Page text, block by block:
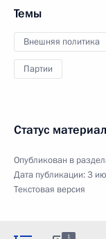
Темы
Внешняя политика
Партии
Статус
Опубликован в
Дата публикации:3
Текстовая версия
1